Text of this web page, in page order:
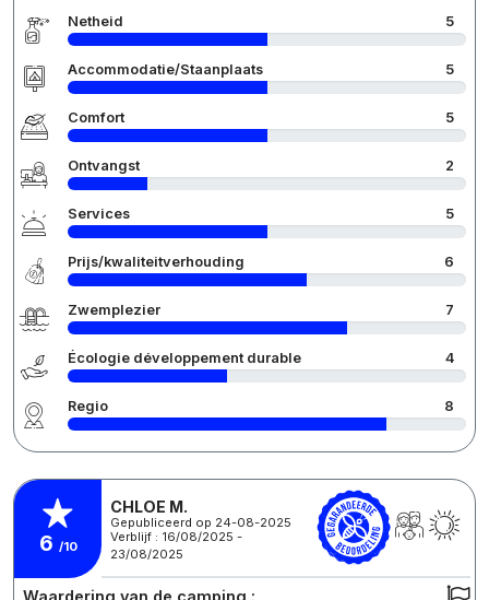
Netheid 5
Accommodatie/Staanplaats 5
Comfort 5
Ontvangst 2
Services 5
Prijs/kwaliteitverhouding 6
Zwemplezier 7
Écologie développement durable 4
Regio 8
6 /10
CHLOE M.
Gepubliceerd op 24-08-2025
Verblijf : 16/08/2025 -
23/08/2025
Waardering van de camping :